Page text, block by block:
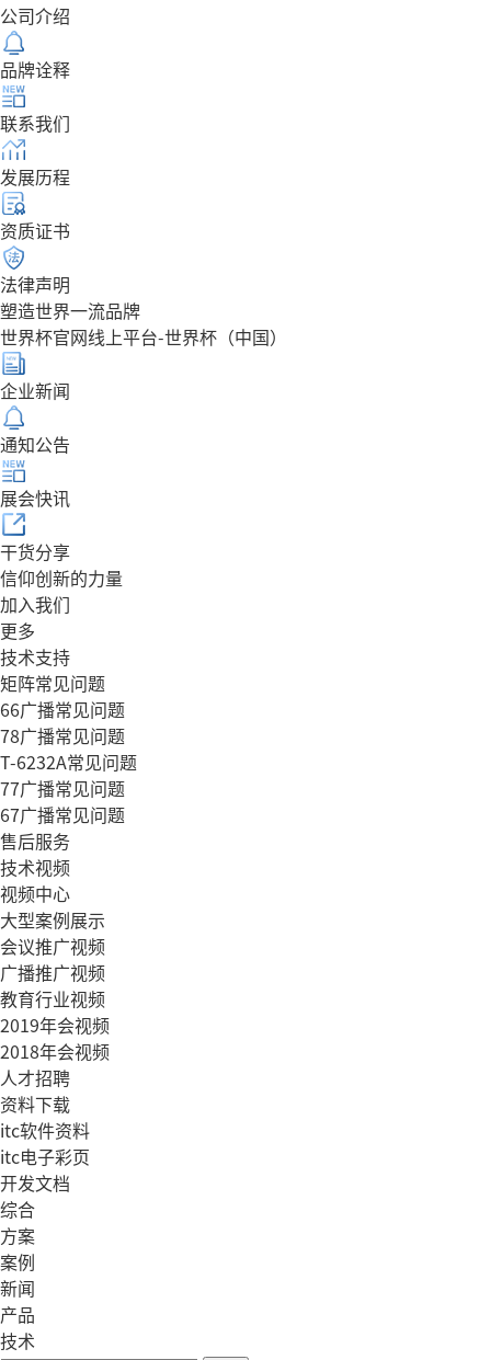
公司介绍
品牌诠释
联系我们
发展历程
资质证书
法律声明
塑造世界一流品牌
世界杯官网线上平台-世界杯（中国）
企业新闻
通知公告
展会快讯
干货分享
信仰创新的力量
加入我们
更多
技术支持
矩阵常见问题
66广播常见问题
78广播常见问题
T-6232A常见问题
77广播常见问题
67广播常见问题
售后服务
技术视频
视频中心
大型案例展示
会议推广视频
广播推广视频
教育行业视频
2019年会视频
2018年会视频
人才招聘
资料下载
itc软件资料
itc电子彩页
开发文档
综合
方案
案例
新闻
产品
技术